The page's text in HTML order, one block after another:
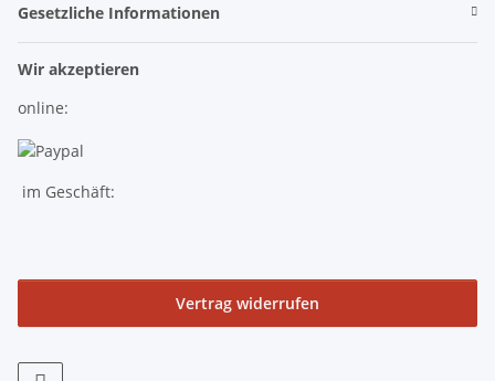
Gesetzliche Informationen
Wir akzeptieren
online:
im Geschäft:
Vertrag widerrufen